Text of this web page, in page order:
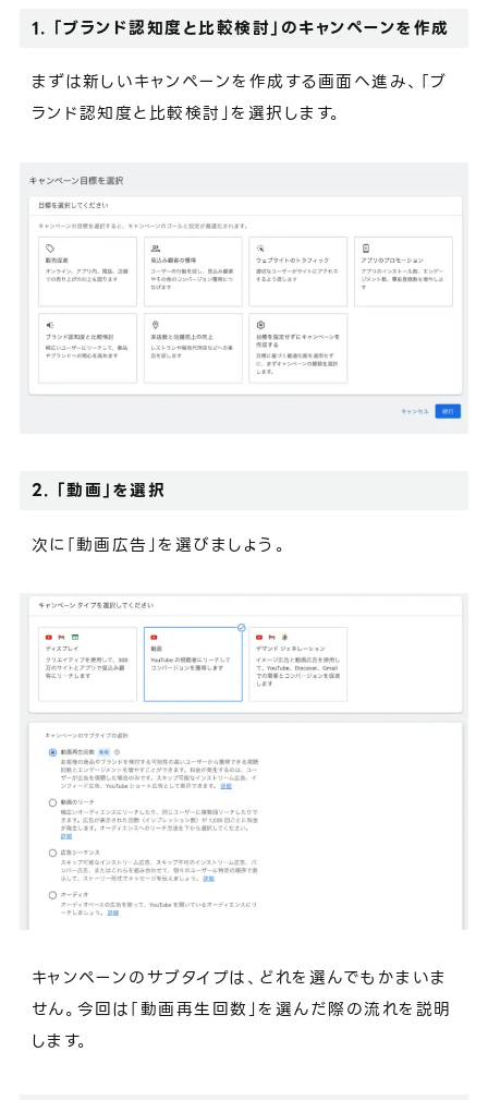
1. 「ブランド認知度と比較検討」のキャンペーンを作成
まずは新しいキャンペーンを作成する画面へ進み、「ブ
ランド認知度と比較検討」を選択します。
2. 「動画」を選択
次に「動画広告」を選びましょう。
キャンペーンのサブタイプは、どれを選んでもかまいま
せん。今回は「動画再生回数」を選んだ際の流れを説明
します。